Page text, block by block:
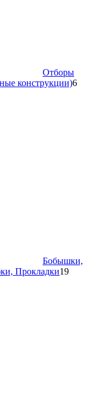
Отборы
конструкции)66
Бобышки,
Прокладки1919